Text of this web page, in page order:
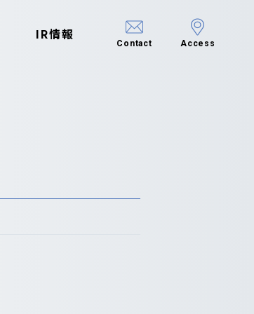
IR情報
Contact Access